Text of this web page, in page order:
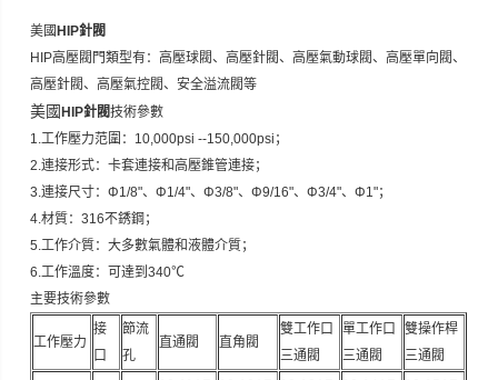
美國 HIP針閥
HIP高壓閥門類型有：高壓球閥、高壓針閥、高壓氣動球閥、高壓單向閥、
高壓針閥、高壓氣控閥、安全溢流閥等
美國HIP針閥技術參數
1.工作壓力范圍：10,000psi --150,000psi；
2.連接形式：卡套連接和高壓錐管連接；
3.連接尺寸：Φ1/8"、Φ1/4"、Φ3/8"、Φ9/16"、Φ3/4"、Φ1"；
4.材質：316不銹鋼；
5.工作介質：大多數氣體和液體介質；
6.工作溫度：可達到340℃
主要技術參數
工作壓力
接
口
節流
孔
直通閥 直角閥
雙工作口
三通閥
單工作口
三通閥
雙操作桿
三通閥